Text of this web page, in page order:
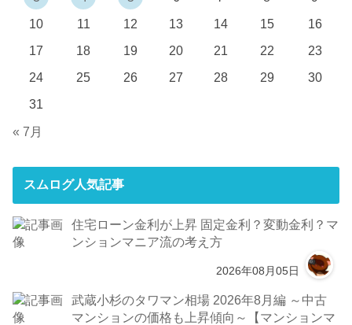
10
11 12 13 14 15
16
17
18 19 20 21 22
23
24
25 26 27 28 29
30
31
« 7月
スムログ人気記事
住宅ローン金利が上昇 固定金利？変動金利？マ
ンションマニア流の考え方
2026年08月05日
武蔵小杉のタワマン相場 2026年8月編 ～中古
マンションの価格も上昇傾向～【マンションマ